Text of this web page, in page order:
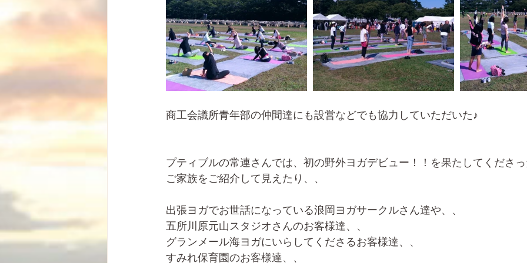
商工会議所青年部の仲間達にも設営などでも協力していただいた♪
プティブルの常連さんでは、初の野外ヨガデビュー！！を果たしてくださ
ご家族をご紹介して見えたり、、
出張ヨガでお世話になっている浪岡ヨガサークルさん達や、、
五所川原元山スタジオさんのお客様達、、
グランメール海ヨガにいらしてくださるお客様達、、
すみれ保育園のお客様達、、